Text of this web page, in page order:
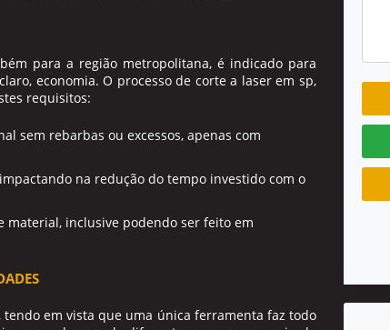
para a região metropolitana, é indicado para
economia. O processo de corte a laser em sp,
requisitos:
sem rebarbas ou excessos, apenas com
na redução do tempo investido com o
material, inclusive podendo ser feito em
em vista que uma única ferramenta faz todo